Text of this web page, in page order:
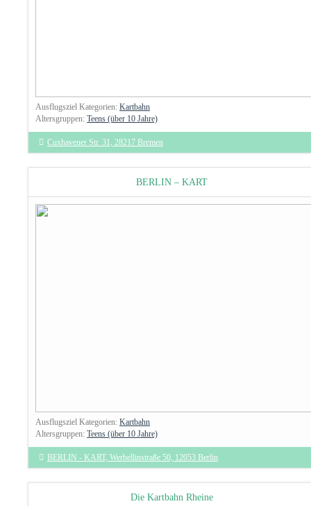
Ausflugsziel Kategorien:Kartbahn
Altersgruppen:Teens (über 10 Jahre)
Cuxhavener Str. 31, 28217 Bremen
BERLIN – KART
Ausflugsziel Kategorien:Kartbahn
Altersgruppen:Teens (über 10 Jahre)
BERLIN - KART, Werbellinstraße 50, 12053 Berlin
Die Kartbahn Rheine